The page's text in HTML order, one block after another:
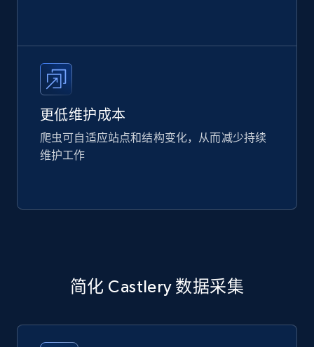
更低维护成本
爬虫可自适应站点和结构变化，从而减少持续
维护工作
简化 Castlery 数据采集